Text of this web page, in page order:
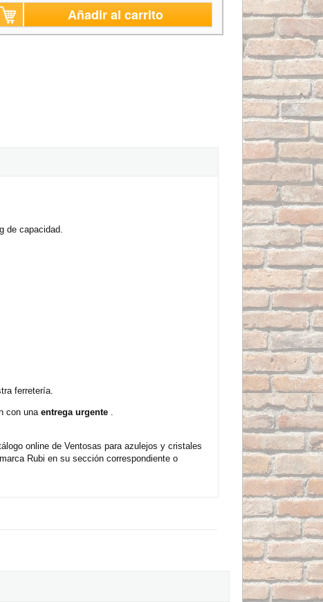
Añadir al carrito
de capacidad.
ferretería.
con una entrega urgente
online de Ventosas para azulejos y cristales
Rubi en su sección correspondiente o